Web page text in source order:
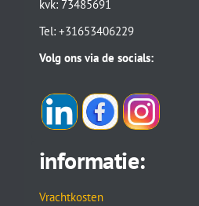
kvk: 73485691
Tel: +31653406229
Volg ons via de socials:
informatie:
Vrachtkosten